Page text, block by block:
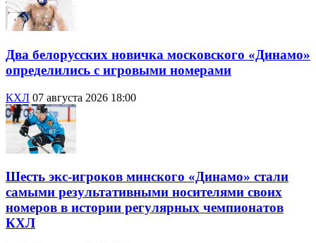
Два белорусских новичка московского «Динамо»
определились с игровыми номерами
КХЛ 07 августа 2026 18:00
Шесть экс-игроков минского «Динамо» стали
самыми результативными носителями своих
номеров в истории регулярных чемпионатов
КХЛ